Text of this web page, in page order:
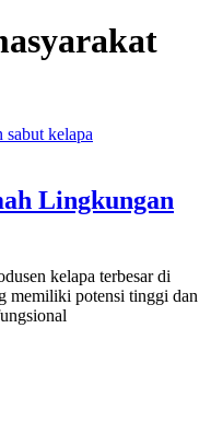
Lingkungan
kelapa terbesar di
memiliki potensi tinggi dan